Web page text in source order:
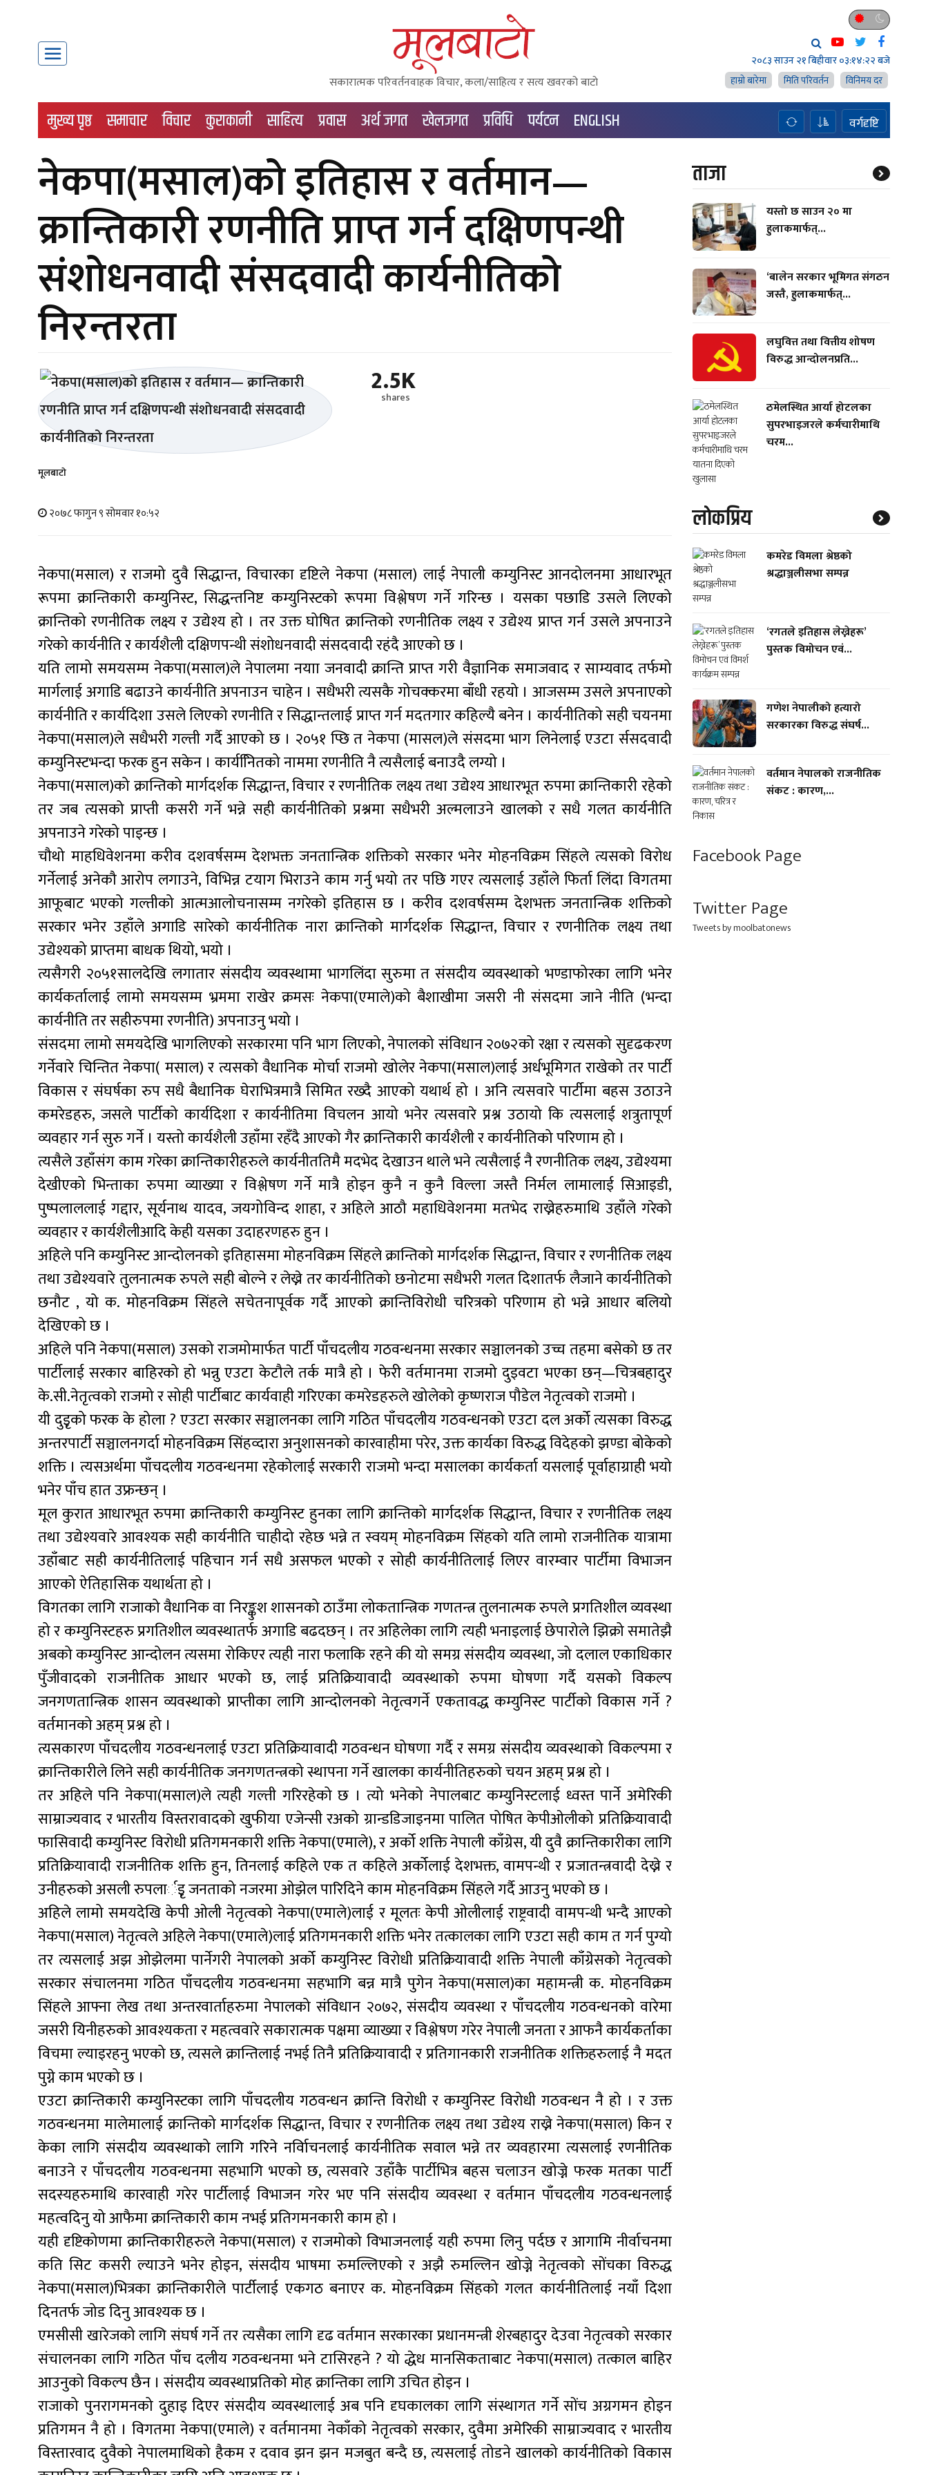
सकारात्मक परिवर्तनवाहक विचार, कला/साहित्य र सत्य खवरको बाटाे
२०८३ साउन २१ बिहीवार०३:१४:२३ बजे
हाम्राे बारेमा
मिति परिवर्तन विनिमय दर
मुख्य पृष्ठ समाचार विचार कुराकानी साहित्य प्रवास अर्थ जगत खेलजगत प्रविधि पर्यटन ENGLISH वर्गदृष्टि
नेकपा(मसाल)को इतिहास र वर्तमान—
क्रान्तिकारी रणनीति प्राप्त गर्न दक्षिणपन्थी
संशोधनवादी संसदवादी कार्यनीतिको
निरन्तरता
मूलबाटाे
२०७८ फागुन ९ सोमवार १०:५२
2.5K
shares
नेकपा(मसाल) र राजमो दुवै सिद्धान्त, विचारका दृष्टिले नेकपा (मसाल) लाई नेपाली कम्युनिस्ट आनदोलनमा आधारभूत
रूपमा क्रान्तिकारी कम्युनिस्ट, सिद्धन्तनिष्ट कम्युनिस्टको रूपमा विश्लेषण गर्ने गरिन्छ । यसका पछाडि उसले लिएको
क्रान्तिको रणनीतिक लक्ष्य र उद्येश्य हो । तर उक्त घोषित क्रान्तिको रणनीतिक लक्ष्य र उद्येश्य प्राप्त गर्न उसले अपनाउने
गरेको कार्यनीति र कार्यशैली दक्षिणपन्थी संशोधनवादी संसदवादी रहंदै आएको छ ।
यति लामो समयसम्म नेकपा(मसाल)ले नेपालमा नयाा जनवादी क्रान्ति प्राप्त गरी वैज्ञानिक समाजवाद र साम्यवाद तर्फमो
मार्गलाई अगाडि बढाउने कार्यनीति अपनाउन चाहेन । सधैभरी त्यसकै गोचक्करमा बाँधी रहयो । आजसम्म उसले अपनाएको
कार्यनीति र कार्यदिशा उसले लिएको रणनीति र सिद्धान्तलाई प्राप्त गर्न मदतगार कहिल्यै बनेन । कार्यनीतिको सही चयनमा
नेकपा(मसाल)ले सधैभरी गल्ती गर्दै आएको छ । २०५१ प्छि त नेकपा (मासल)ले संसदमा भाग लिनेलाई एउटा र्ससदवादी
कम्युनिस्टभन्दा फरक हुन सकेन । कार्यनिितको नाममा रणनीति नै त्यसैलाई बनाउदै लग्यो ।
नेकपा(मसाल)को क्रान्तिको मार्गदर्शक सिद्धान्त, विचार र रणनीतिक लक्ष्य तथा उद्येश्य आधारभूत रुपमा क्रान्तिकारी रहेको
तर जब त्यसको प्राप्ती कसरी गर्ने भन्ने सही कार्यनीतिको प्रश्नमा सधैभरी अल्मलाउने खालको र सधै गलत कार्यनीति
अपनाउने गरेको पाइन्छ ।
चौथो माहधिवेशनमा करीव दशवर्षसम्म देशभक्त जनतान्त्रिक शक्तिको सरकार भनेर मोहनविक्रम सिंहले त्यसको विरोध
गर्नेलाई अनेकौ आरोप लगाउने, विभिन्न टयाग भिराउने काम गर्नु भयो तर पछि गएर त्यसलाई उहाँले फिर्ता लिंदा विगतमा
आफूबाट भएको गल्तीको आत्मआलोचनासम्म नगरेको इतिहास छ । करीव दशवर्षसम्म देशभक्त जनतान्त्रिक शक्तिको
सरकार भनेर उहाँले अगाडि सारेको कार्यनीतिक नारा क्रान्तिको मार्गदर्शक सिद्धान्त, विचार र रणनीतिक लक्ष्य तथा
उद्येश्यको प्राप्तमा बाधक थियो, भयो ।
त्यसैगरी २०५१सालदेखि लगातार संसदीय व्यवस्थामा भागलिंदा सुरुमा त संसदीय व्यवस्थाको भण्डाफोरका लागि भनेर
कार्यकर्तालाई लामो समयसम्म भ्रममा राखेर क्रमसः नेकपा(एमाले)को बैशाखीमा जसरी नी संसदमा जाने नीति (भन्दा
कार्यनीति तर सहीरुपमा रणनीति) अपनाउनु भयो ।
संसदमा लामो समयदेखि भागलिएको सरकारमा पनि भाग लिएको, नेपालको संविधान २०७२को रक्षा र त्यसको सुदृढकरण
गर्नेवारे चिन्तित नेकपा( मसाल) र त्यसको वैधानिक मोर्चा राजमो खोलेर नेकपा(मसाल)लाई अर्धभूमिगत राखेको तर पार्टी
विकास र संघर्षका रुप सधै बैधानिक घेराभित्रमात्रै सिमित रख्दै आएको यथार्थ हो । अनि त्यसवारे पार्टीमा बहस उठाउने
कमरेडहरु, जसले पार्टीको कार्यदिशा र कार्यनीतिमा विचलन आयो भनेर त्यसवारे प्रश्न उठायो कि त्यसलाई शत्रुतापूर्ण
व्यवहार गर्न सुरु गर्ने । यस्तो कार्यशैली उहाँमा रहँदै आएको गैर क्रान्तिकारी कार्यशैली र कार्यनीतिको परिणाम हो ।
त्यसैले उहाँसंग काम गरेका क्रान्तिकारीहरुले कार्यनीततिमै मदभेद देखाउन थाले भने त्यसैलाई नै रणनीतिक लक्ष्य, उद्येश्यमा
देखीएको भिन्ताका रुपमा व्याख्या र विश्लेषण गर्ने मात्रै होइन कुनै न कुनै विल्ला जस्तै निर्मल लामालाई सिआइडी,
पुष्पलाललाई गद्दार, सूर्यनाथ यादव, जयगोविन्द शाहा, र अहिले आठौ महाधिवेशनमा मतभेद राख्नेहरुमाथि उहाँले गरेको
व्यवहार र कार्यशैलीआदि केही यसका उदाहरणहरु हुन ।
अहिले पनि कम्युनिस्ट आन्दोलनको इतिहासमा मोहनविक्रम सिंहले क्रान्तिको मार्गदर्शक सिद्धान्त, विचार र रणनीतिक लक्ष्य
तथा उद्येश्यवारे तुलनात्मक रुपले सही बोल्ने र लेख्ने तर कार्यनीतिको छनोटमा सधैभरी गलत दिशातर्फ लैजाने कार्यनीतिको
छनौट , यो क. मोहनविक्रम सिंहले सचेतनापूर्वक गर्दै आएको क्रान्तिविरोधी चरित्रको परिणाम हो भन्ने आधार बलियो
देखिएको छ ।
अहिले पनि नेकपा(मसाल) उसको राजमोमार्फत पार्टी पाँचदलीय गठवन्धनमा सरकार सञ्चालनको उच्च तहमा बसेको छ तर
पार्टीलाई सरकार बाहिरको हो भन्नु एउटा केटौले तर्क मात्रै हो । फेरी वर्तमानमा राजमो दुइवटा भएका छन्—चित्रबहादुर
के.सी.नेतृत्वको राजमो र सोही पार्टीबाट कार्यवाही गरिएका कमरेडहरुले खोलेको कृष्णराज पौडेल नेतृत्वको राजमो ।
यी दुइृको फरक के होला ? एउटा सरकार सञ्चालनका लागि गठित पाँचदलीय गठवन्धनको एउटा दल अर्को त्यसका विरुद्ध
अन्तरपार्टी सञ्चालनगर्दा मोहनविक्रम सिंहव्दारा अनुशासनको कारवाहीमा परेर, उक्त कार्यका विरुद्ध विदेहको झण्डा बोकेको
शक्ति । त्यसअर्थमा पाँचदलीय गठवन्धनमा रहेकोलाई सरकारी राजमो भन्दा मसालका कार्यकर्ता यसलाई पूर्वाहाग्राही भयो
भनेर पाँच हात उफ्रन्छन् ।
मूल कुरात आधारभूत रुपमा क्रान्तिकारी कम्युनिस्ट हुनका लागि क्रान्तिको मार्गदर्शक सिद्धान्त, विचार र रणनीतिक लक्ष्य
तथा उद्येश्यवारे आवश्यक सही कार्यनीति चाहीदो रहेछ भन्ने त स्वयम् मोहनविक्रम सिंहको यति लामो राजनीतिक यात्रामा
उहाँबाट सही कार्यनीतिलाई पहिचान गर्न सधै असफल भएको र सोही कार्यनीतिलाई लिएर वारम्वार पार्टीमा विभाजन
आएको ऐतिहासिक यथार्थता हो ।
विगतका लागि राजाको वैधानिक वा निरङ्कुश शासनको ठाउँमा लोकतान्त्रिक गणतन्त्र तुलनात्मक रुपले प्रगतिशील व्यवस्था
हो र कम्युनिस्टहरु प्रगतिशील व्यवस्थातर्फ अगाडि बढदछन् । तर अहिलेका लागि त्यही भनाइलाई छेपारोले झिक्रो समातेझै
अबको कम्युनिस्ट आन्दोलन त्यसमा रोकिएर त्यही नारा फलाकि रहने की यो समग्र संसदीय व्यवस्था, जो दलाल एकाधिकार
पुँजीवादको राजनीतिक आधार भएको छ, लाई प्रतिक्रियावादी व्यवस्थाको रुपमा घोषणा गर्दै यसको विकल्प
जनगणतान्त्रिक शासन व्यवस्थाको प्राप्तीका लागि आन्दोलनको नेतृत्वगर्ने एकतावद्ध कम्युनिस्ट पार्टीको विकास गर्ने ?
वर्तमानको अहम् प्रश्न हो ।
त्यसकारण पाँचदलीय गठवन्धनलाई एउटा प्रतिक्रियावादी गठवन्धन घोषणा गर्दै र समग्र संसदीय व्यवस्थाको विकल्पमा र
क्रान्तिकारीले लिने सही कार्यनीतिक जनगणतन्त्रको स्थापना गर्ने खालका कार्यनीतिहरुको चयन अहम् प्रश्न हो ।
तर अहिले पनि नेकपा(मसाल)ले त्यही गल्ती गरिरहेको छ । त्यो भनेको नेपालबाट कम्युनिस्टलाई ध्वस्त पार्ने अमेरिकी
साम्राज्यवाद र भारतीय विस्तरावादको खुफीया एजेन्सी रअको ग्रान्डडिजाइनमा पालित पोषित केपीओलीको प्रतिक्रियावादी
फासिवादी कम्युनिस्ट विरोधी प्रतिगमनकारी शक्ति नेकपा(एमाले), र अर्को शक्ति नेपाली काँग्रेस, यी दुवै क्रान्तिकारीका लागि
प्रतिक्रियावादी राजनीतिक शक्ति हुन, तिनलाई कहिले एक त कहिले अर्कोलाई देशभक्त, वामपन्थी र प्रजातन्त्रवादी देख्ने र
उनीहरुको असली रुपलार्इृ जनताको नजरमा ओझेल पारिदिने काम मोहनविक्रम सिंहले गर्दै आउनु भएको छ ।
अहिले लामो समयदेखि केपी ओली नेतृत्वको नेकपा(एमाले)लाई र मूलतः केपी ओलीलाई राष्ट्रवादी वामपन्थी भन्दै आएको
नेकपा(मसाल) नेतृत्वले अहिले नेकपा(एमाले)लाई प्रतिगमनकारी शक्ति भनेर तत्कालका लागि एउटा सही काम त गर्न पुग्यो
तर त्यसलाई अझ ओझेलमा पार्नेगरी नेपालको अर्को कम्युनिस्ट विरोधी प्रतिक्रियावादी शक्ति नेपाली काँग्रेसको नेतृत्वको
सरकार संचालनमा गठित पाँचदलीय गठवन्धनमा सहभागि बन्न मात्रै पुगेन नेकपा(मसाल)का महामन्त्री क. मोहनविक्रम
सिंहले आफ्ना लेख तथा अन्तरवार्ताहरुमा नेपालको संविधान २०७२, संसदीय व्यवस्था र पाँचदलीय गठवन्धनको वारेमा
जसरी यिनीहरुको आवश्यकता र महत्ववारे सकारात्मक पक्षमा व्याख्या र विश्लेषण गरेर नेपाली जनता र आफनै कार्यकर्ताका
विचमा ल्याइरहनु भएको छ, त्यसले क्रान्तिलाई नभई तिनै प्रतिक्रियावादी र प्रतिगानकारी राजनीतिक शक्तिहरुलाई नै मदत
पुग्ने काम भएको छ ।
एउटा क्रान्तिकारी कम्युनिस्टका लागि पाँचदलीय गठवन्धन क्रान्ति विरोधी र कम्युनिस्ट विरोधी गठवन्धन नै हो । र उक्त
गठवन्धनमा मालेमालाई क्रान्तिको मार्गदर्शक सिद्धान्त, विचार र रणनीतिक लक्ष्य तथा उद्येश्य राख्ने नेकपा(मसाल) किन र
केका लागि संसदीय व्यवस्थाको लागि गरिने नर्विाचनलाई कार्यनीतिक सवाल भन्ने तर व्यवहारमा त्यसलाई रणनीतिक
बनाउने र पाँचदलीय गठवन्धनमा सहभागि भएको छ, त्यसवारे उहाँकै पार्टीभित्र बहस चलाउन खोज्ने फरक मतका पार्टी
सदस्यहरुमाथि कारवाही गरेर पार्टीलाई विभाजन गरेर भए पनि संसदीय व्यवस्था र वर्तमान पाँचदलीय गठवन्धनलाई
महत्वदिनु यो आफैमा क्रान्तिकारी काम नभई प्रतिगमनकारी काम हो ।
यही दृष्टिकोणमा क्रान्तिकारीहरुले नेकपा(मसाल) र राजमोको विभाजनलाई यही रुपमा लिनु पर्दछ र आगामि नीर्वाचनमा
कति सिट कसरी ल्याउने भनेर होइन, संसदीय भाषमा रुमल्लिएको र अझै रुमल्लिन खोज्ने नेतृत्वको सोंचका विरुद्ध
नेकपा(मसाल)भित्रका क्रान्तिकारीले पार्टीलाई एकगठ बनाएर क. मोहनविक्रम सिंहको गलत कार्यनीतिलाई नयाँ दिशा
दिनतर्फ जोड दिनु आवश्यक छ ।
एमसीसी खारेजको लागि संघर्ष गर्ने तर त्यसैका लागि दृढ वर्तमान सरकारका प्रधानमन्त्री शेरबहादुर देउवा नेतृत्वको सरकार
संचालनका लागि गठित पाँच दलीय गठवन्धनमा भने टासिरहने ? यो द्धेध मानसिकताबाट नेकपा(मसाल) तत्काल बाहिर
आउनुको विकल्प छैन । संसदीय व्यवस्थाप्रतिको मोह क्रान्तिका लागि उचित होइन ।
राजाको पुनरागमनको दुहाइ दिएर संसदीय व्यवस्थालाई अब पनि दृघकालका लागि संस्थागत गर्ने सोंच अग्रगमन होइन
प्रतिगमन नै हो । विगतमा नेकपा(एमाले) र वर्तमानमा नेकाँको नेतृत्वको सरकार, दुवैमा अमेरिकी साम्राज्यवाद र भारतीय
विस्तारवाद दुवैको नेपालमाथिको हैकम र दवाव झन झन मजबुत बन्दै छ, त्यसलाई तोडने खालको कार्यनीतिको विकास
ताजा
यस्तो छ साउन २० मा
हुलाकमार्फत्...
‘बालेन सरकार भूमिगत संगठन
जस्तै, हुलाकमार्फत्...
लघुवित्त तथा वित्तीय शोषण
विरुद्ध आन्दोलनप्रति...
ठमेलस्थित आर्या होटलका
सुपरभाइजरले कर्मचारीमाथि
चरम...
लाेकप्रिय
कमरेड विमला श्रेष्ठको
श्रद्धाञ्जलीसभा सम्पन्न
‘रगतले इतिहास लेख्नेहरू’
पुस्तक विमोचन एवं...
गणेश नेपालीको हत्यारो
सरकारका विरुद्ध संघर्ष...
वर्तमान नेपालको राजनीतिक
संकट : कारण,...
Facebook Page
Twitter Page
Tweets by moolbatonews